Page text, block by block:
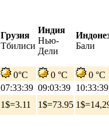
Грузия
Тбилиси
Индия
Нью-
Дели
Бали
0°C 0 °C 0 °C
07:33:40 09:03:40 10:33:40
1$=3.11 1$=73.95